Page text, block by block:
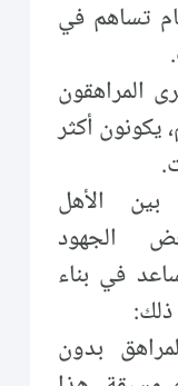
تساهم في
المراهقون
يكونون أكثر
الأهل
الجهود
في بناء
بدون